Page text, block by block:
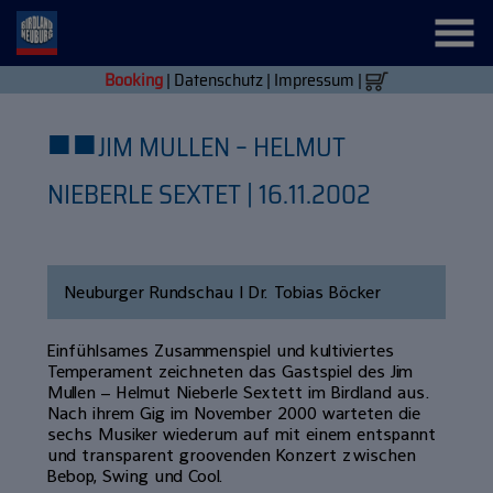
Booking| Datenschutz| Impressum |
■■JIM MULLEN – HELMUT
NIEBERLE SEXTET | 16.11.2002
Neuburger Rundschau | Dr. Tobias Böcker
Einfühlsames Zusammenspiel und kultiviertes
Temperament zeichneten das Gastspiel des Jim
Mullen – Helmut Nieberle Sextett im Birdland aus.
Nach ihrem Gig im November 2000 warteten die
sechs Musiker wiederum auf mit einem entspannt
und transparent groovenden Konzert zwischen
Bebop, Swing und Cool.